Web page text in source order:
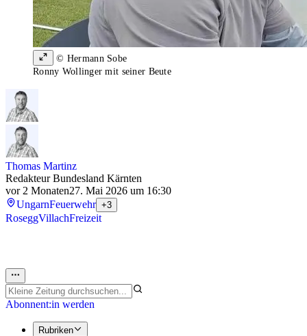
© Hermann Sobe
Ronny Wollinger mit seiner Beute
Thomas Martinz
Redakteur Bundesland Kärnten
vor 2 Monaten27. Mai 2026 um 16:30
UngarnFeuerwehr +3
RoseggVillachFreizeit
Abonnent:in werden
Rubriken